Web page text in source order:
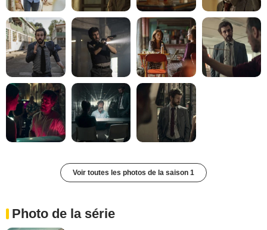
Voir toutes les photos de la saison 1
Photo de la série